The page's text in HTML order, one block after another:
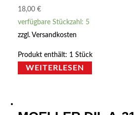
18,00€
verfügbare Stückzahl: 5
zzgl. Versandkosten
Produkt enthält: 1Stück
WEITERLESEN